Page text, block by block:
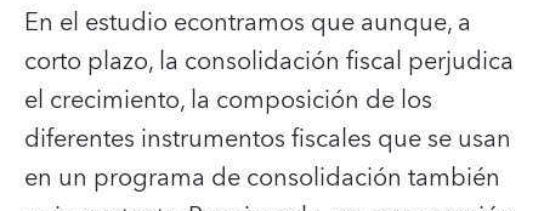
En el estudio econtramos que aunque, a
corto plazo, la consolidación fiscal perjudica
el crecimiento, la composición de los
diferentes instrumentos fiscales que se usan
en un programa de consolidación también